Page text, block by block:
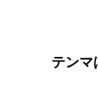
テンマ